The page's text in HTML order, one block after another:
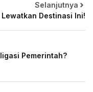
Pemerintah?
Selanjutnya
Destinasi Ini!